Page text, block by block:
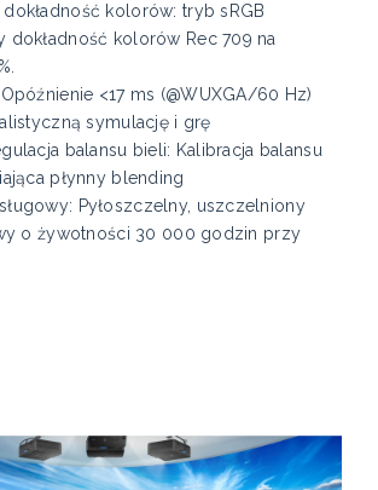
dokładność kolorów: tryb sRGB
dokładność kolorów Rec 709 na
<17 ms (@WUXGA/60 Hz)
symulację i grę
balansu bieli: Kalibracja balansu
płynny blending
Pyłoszczelny, uszczelniony
o żywotności 30 000 godzin przy